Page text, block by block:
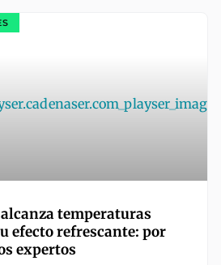
temperaturas
efecto refrescante: por
expertos